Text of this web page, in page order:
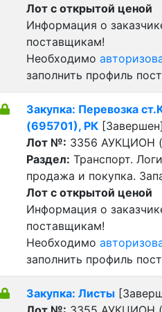
Лот с открытой ценой
Информация о
поставщикам!
Необходимо
заполнить профиль
Закупка: Перевозка
(695701), РК [Завершен]
Лот №: 3356 АУКЦИОН
Раздел: Транспорт.
продажа и покупка.
Лот с открытой ценой
Информация о
поставщикам!
Необходимо
заполнить профиль
Закупка: Листы